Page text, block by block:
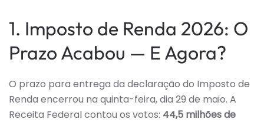
1. Imposto de Renda 2026: O
Prazo Acabou — E Agora?
O prazo para entrega da declaração do Imposto de
Renda encerrou na quinta-feira, dia 29 de maio. A
Receita Federal contou os votos: 44,5 milhões de